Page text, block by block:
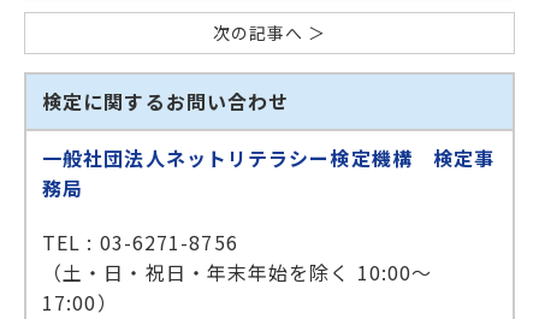
次の記事へ ＞
検定に関するお問い合わせ
一般社団法人ネットリテラシー検定機構 検定事
務局
TEL : 03-6271-8756
（土・日・祝日・年末年始を除く 10:00～
17:00）